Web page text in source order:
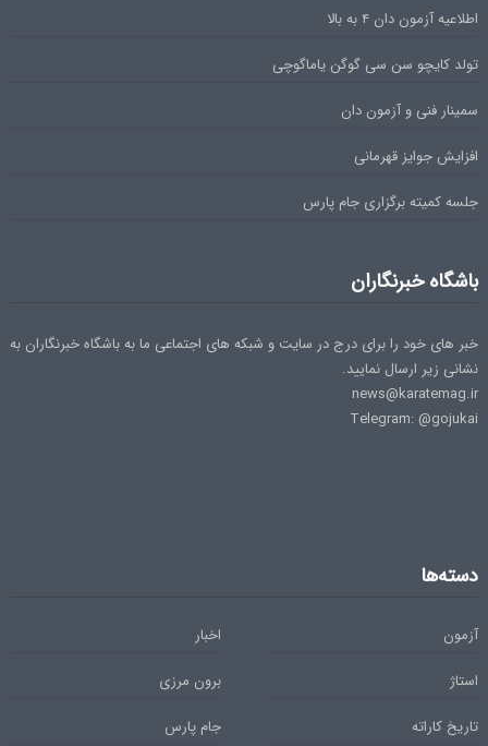
اطلاعیه آزمون دان ۴ به بالا
تولد کایچو سن سی گوگن یاماگوچی
سمینار فنی و آزمون دان
افزایش جوایز قهرمانی
جلسه کمیته برگزاری جام پارس
باشگاه خبرنگاران
خبر های خود را برای درج در سایت و شبکه های اجتماعی ما به باشگاه خبرنگاران به
نشانی زیر ارسال نمایید.
news@karatemag.ir
Telegram: @gojukai
دسته‌ها
آزمون
اخبار
استاژ
برون مرزی
تاریخ کاراته
جام پارس